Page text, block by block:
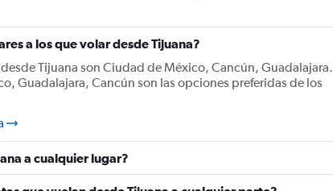
a los que volar desde Tijuana?
Tijuana son Ciudad de México, Cancún, Guadalajara.
Guadalajara, Cancún son las opciones preferidas de los
a cualquier lugar?